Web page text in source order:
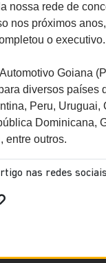
nossa rede de
nos próximos anos,
o executivo.
Goiana
diversos países
Peru, Uruguai,
Dominicana,
entre outros.
nas redes